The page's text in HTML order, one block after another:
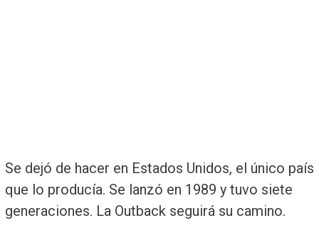
Se dejó de hacer en Estados Unidos, el único país
que lo producía. Se lanzó en 1989 y tuvo siete
generaciones. La Outback seguirá su camino.